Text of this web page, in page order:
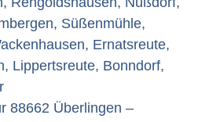
Süßenmühle,
Ernatsreute,
Lippertsreute, Bonndorf,
88662 Überlingen –